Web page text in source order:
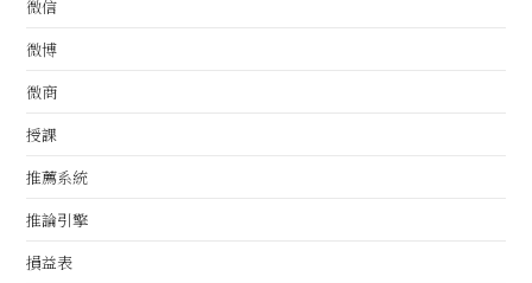
微信
微博
微商
授課
推薦系統
推論引擎
損益表